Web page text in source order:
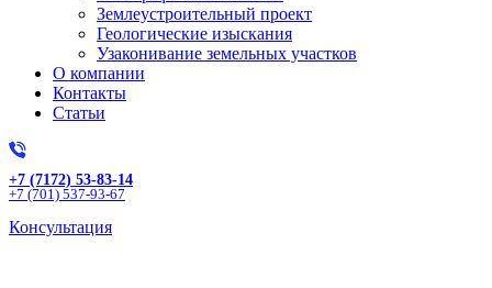
Землеустроительный проект
Геологические изыскания
Узаконивание земельных участков
О компании
Контакты
Статьи
+7 (7172) 53-83-14
+7 (701) 537-93-67
Консультация